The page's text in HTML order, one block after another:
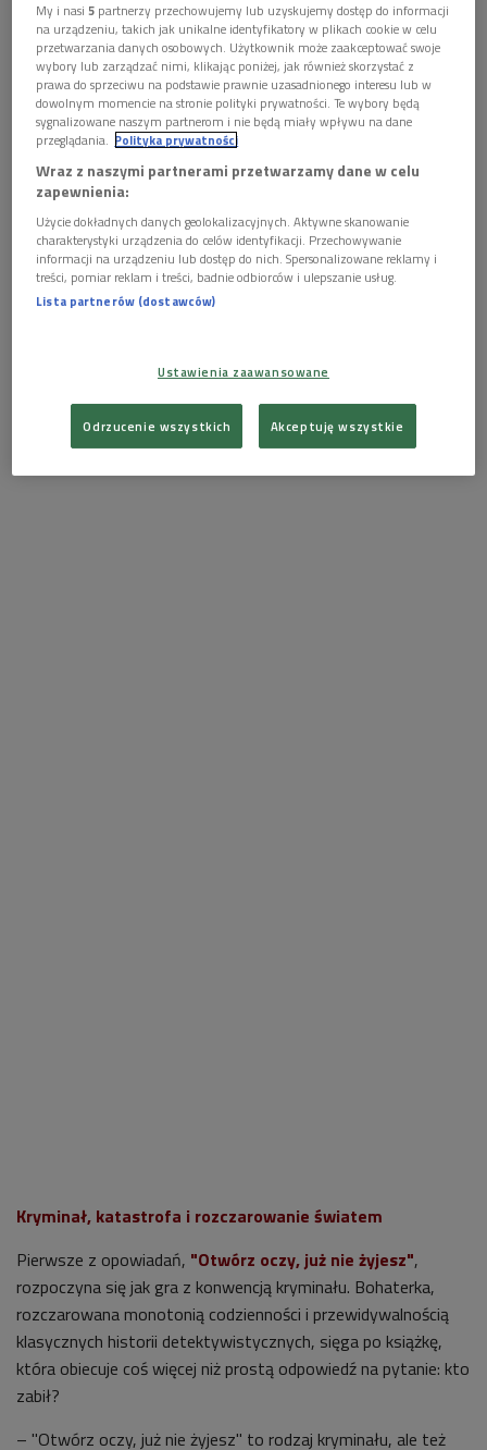
Adaptację obu opowiadań przygotowałIrek Grin. Dla Igora
Gorzkowskiego była to sytuacja szczególna, bo – jak
przyznał – często sam adaptuje teksty, które później
reżyseruje. – Kiedy nie adaptuję sam tekstu, mogę
skoncentrować się na tej drugiej części, czyli na stawianiu
spektaklu. Wydaje mi się, że założenie bycia blisko autorki
przyświeca tej adaptacji – przekonywał w"Poranku Dwójki"
reżyser.
Podkreślał, on że prozaOlgi Tokarczukwymaga od teatru
znalezienia odpowiedniego języka. – Wiem, jak trudna jest
adaptacja tej prozy. Ale jeżeli znajdzie się pomysł teatralny,
bardzo wyraziste, a świat bardzo precyzyjnie skonstruowany.
Kryminał, katastrofa i rozczarowanie światem
Pierwsze z opowiadań, "Otwórz oczy, już nie żyjesz",
rozpoczyna się jak gra z konwencją kryminału. Bohaterka,
rozczarowana monotonią codzienności i przewidywalnością
klasycznych historii detektywistycznych, sięga po książkę,
która obiecuje coś więcej niż prostą odpowiedź na pytanie: kto
zabił?
– "Otwórz oczy, już nie żyjesz" to rodzaj kryminału, ale też
My i nasi5 partnerzy przechowujemy lub uzyskujemy dostęp do informacji
na urządzeniu, takich jak unikalne identyfikatory w plikach cookie w celu
przetwarzania danych osobowych. Użytkownik może zaakceptować swoje
wybory lub zarządzać nimi, klikając poniżej, jak również skorzystać z
prawa do sprzeciwu na podstawie prawnie uzasadnionego interesu lub w
dowolnym momencie na stronie polityki prywatności. Te wybory będą
sygnalizowane naszym partnerom i nie będą miały wpływu na dane
przeglądania. Polityka prywatności
Wraz z naszymi partnerami przetwarzamy dane w celu
zapewnienia:
Użycie dokładnych danych geolokalizacyjnych. Aktywne skanowanie
charakterystyki urządzenia do celów identyfikacji. Przechowywanie
informacji na urządzeniu lub dostęp do nich. Spersonalizowane reklamy i
treści, pomiar reklam i treści, badnie odbiorców i ulepszanie usług.
Lista partnerów (dostawców)
Ustawienia zaawansowane
Odrzucenie wszystkich Akceptuję wszystkie